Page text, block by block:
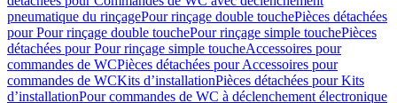
pneumatique du rinçagePour rinçage double touchePièces détachées
pour Pour rinçage double touchePour rinçage simple touchePièces
détachées pour Pour rinçage simple toucheAccessoires pour
commandes de WCPièces détachées pour Accessoires pour
commandes de WCKits d’installationPièces détachées pour Kits
d’installationPour commandes de WC à déclenchement électronique